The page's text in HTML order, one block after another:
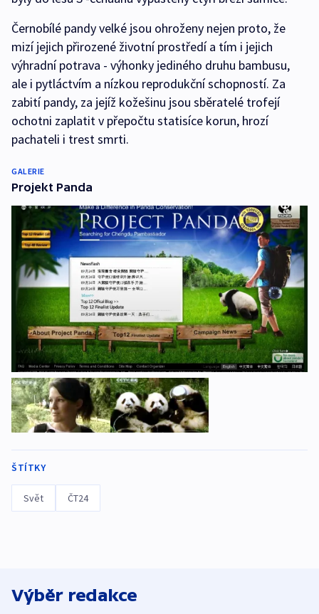
Černobílé pandy velké jsou ohroženy nejen proto, že
mizí jejich přirozené životní prostředí a tím i jejich
výhradní potrava - výhonky jediného druhu bambusu,
ale i pytláctvím a nízkou reprodukční schopností. Za
zabití pandy, za jejíž kožešinu jsou sběratelé trofejí
ochotni zaplatit v přepočtu statisíce korun, hrozí
pachateli i trest smrti.
GALERIE
Projekt Panda
ŠTÍTKY
Svět ČT24
Výběr redakce